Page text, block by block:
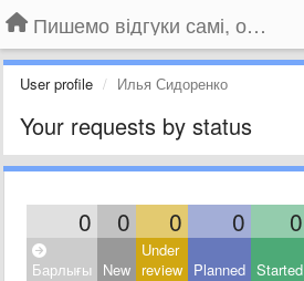
Пишемо відгуки самі, обговорюємо інші ідеї та пропозиції до Громадського Телебачення
User profile Илья Сидоренко
Your requests by status
0 0 0 0 0
Барлығы New
Under
review Planned Started